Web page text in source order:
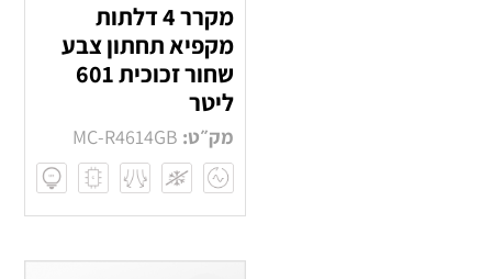
מקרר 4 דלתות
מקפיא תחתון צבע
שחור זכוכית 601
ליטר
מק״ט: MC-R4614GB